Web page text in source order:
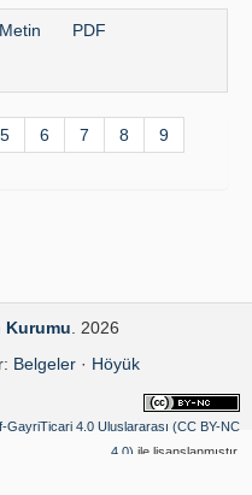
PDF
5 6 7 8
9
Kurumu . 2026
Belgeler· Höyük
GayriTicari 4.0 Uluslararası (CC BY-NC
4.0) ile lisanslanmıştır.